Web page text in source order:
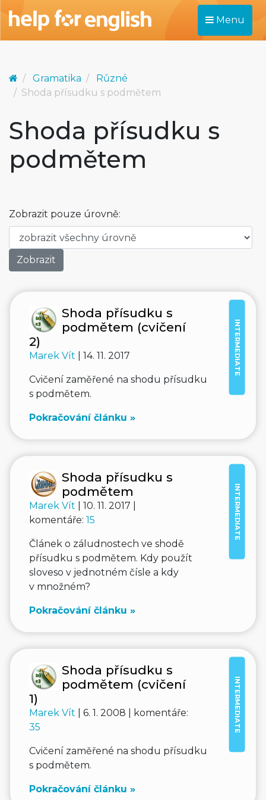
Menu
Gramatika
Různé
Shoda přísudku s podmětem
Shoda přísudku s
podmětem
Zobrazit pouze úrovně:
INTERMEDIATE
Shoda přísudku s
podmětem (cvičení
2)
Marek Vít | 14. 11. 2017
Cvičení zaměřené na shodu přísudku
s podmětem.
Pokračování článku »
INTERMEDIATE
Shoda přísudku s
podmětem
Marek Vít
| 10. 11. 2017 |
komentáře: 15
Článek o záludnostech ve shodě
přísudku s podmětem. Kdy použít
sloveso v jednotném čísle a kdy
v množném?
Pokračování článku »
INTERMEDIATE
Shoda přísudku s
podmětem (cvičení
1)
Marek Vít
| 6. 1. 2008 | komentáře:
35
Cvičení zaměřené na shodu přísudku
s podmětem.
Pokračování článku »